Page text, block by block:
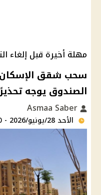
مهلة أخيرة قبل إلغاء
الصندوق يوجه
الأحد 28/يونيو/2026 - 03:00 ص